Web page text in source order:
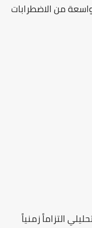
من الاضطرابات
التزاماً زمنياً